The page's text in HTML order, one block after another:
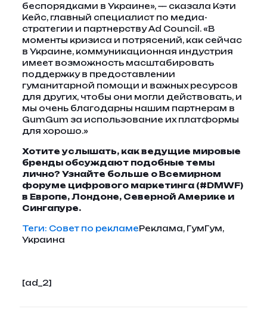
беспорядками в Украине», — сказала Кэти
Кейс, главный специалист по медиа-
стратегии и партнерству Ad Council. «В
моменты кризиса и потрясений, как сейчас
в Украине, коммуникационная индустрия
имеет возможность масштабировать
поддержку в предоставлении
гуманитарной помощи и важных ресурсов
для других, чтобы они могли действовать, и
мы очень благодарны нашим партнерам в
GumGum за использование их платформы
для хорошо.»
Хотите услышать, как ведущие мировые
бренды обсуждают подобные темы
лично? Узнайте больше о Всемирном
форуме цифрового маркетинга (#DMWF)
в Европе, Лондоне, Северной Америке и
Сингапуре.
Теги: Совет по рекламеРеклама, ГумГум,
Украина
[ad_2]